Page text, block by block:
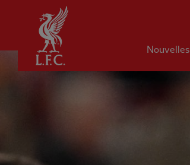
Nouvelles